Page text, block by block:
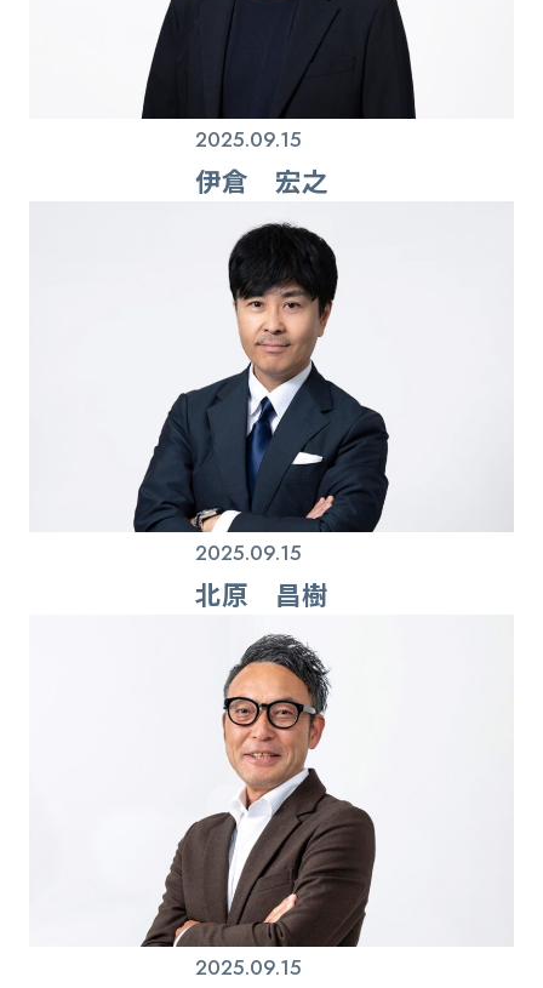
2025.09.15
伊倉 宏之
2025.09.15
北原 昌樹
2025.09.15